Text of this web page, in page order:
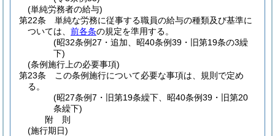
(単純労務者の給与)
第22条
単純な労務に従事する職員の給与の種類及び基準に
ついては、 前各条の規定を準用する。
(昭32条例27・追加、昭40条例39・旧第19条の3繰
下)
(条例施行上の必要事項)
第23条
この条例施行について必要な事項は、規則で定め
る。
(昭27条例7・旧第19条繰下、昭40条例39・旧第20
条繰下)
附 則
(施行期日)